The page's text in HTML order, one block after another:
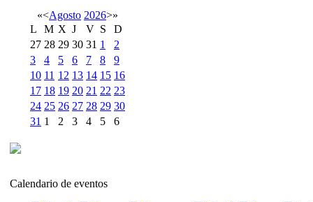
«<Agosto 2026>»
L
M X J V S
D
27 28 29 30 31 1
2
3
4 5 6 7 8
9
10 11 12 13 14 15 16
17 18 19 20 21 22 23
24 25 26 27 28 29 30
31 1 2 3 4 5 6
Calendario de eventos